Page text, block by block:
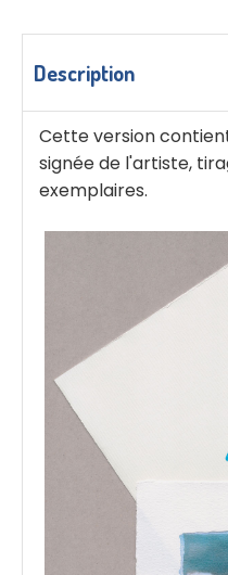
Description
Cette version
signée de l'artiste,
exemplaires.